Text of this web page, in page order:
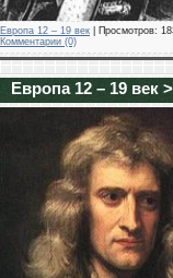
Европа 12 – 19 век | Просмотров:
Комментарии (0)
Европа 12 – 19 век